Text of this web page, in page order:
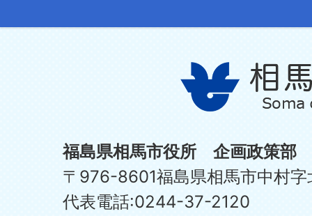
福島県相馬市役所 企画政策部
〒976-8601福島県相馬市中村
代表電話:0244-37-2120